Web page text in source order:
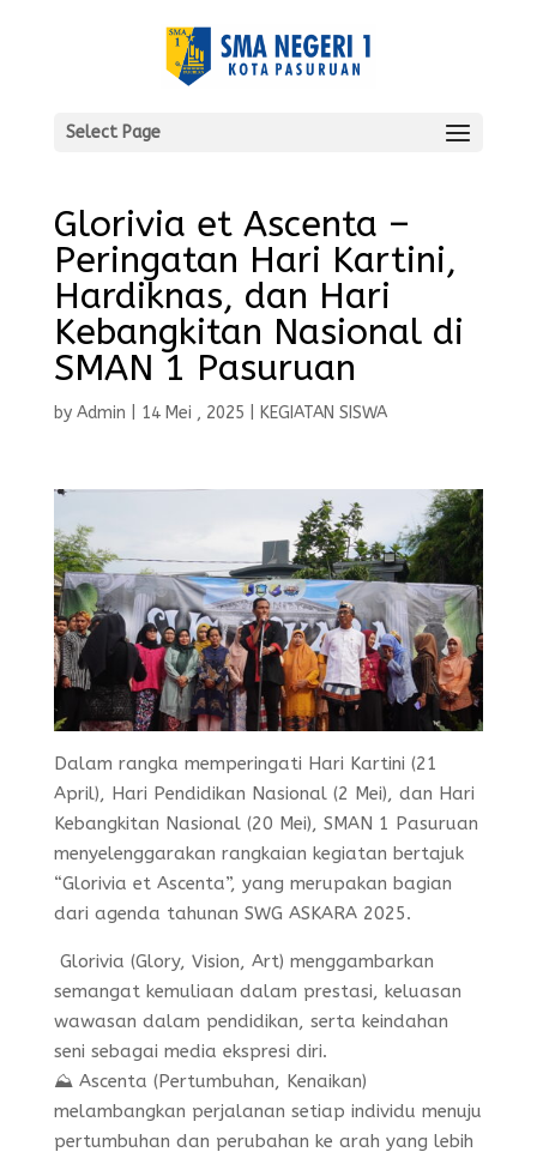
Select Page
Glorivia et Ascenta –
Peringatan Hari Kartini,
Hardiknas, dan Hari
Kebangkitan Nasional di
SMAN 1 Pasuruan
by Admin 14 Mei , 2025 KEGIATAN SISWA
Dalam rangka memperingati Hari Kartini (21
April), Hari Pendidikan Nasional (2 Mei), dan Hari
Kebangkitan Nasional (20 Mei), SMAN 1 Pasuruan
menyelenggarakan rangkaian kegiatan bertajuk
“Glorivia et Ascenta”, yang merupakan bagian
dari agenda tahunan SWG ASKARA 2025.
️ Glorivia (Glory, Vision, Art) menggambarkan
semangat kemuliaan dalam prestasi, keluasan
wawasan dalam pendidikan, serta keindahan
seni sebagai media ekspresi diri.
⛰️ Ascenta (Pertumbuhan, Kenaikan)
melambangkan perjalanan setiap individu menuju
pertumbuhan dan perubahan ke arah yang lebih